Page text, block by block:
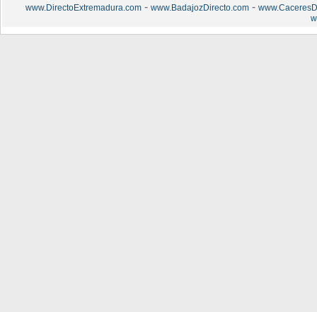
www.DirectoExtremadura.com - www.BadajozDirecto.com -